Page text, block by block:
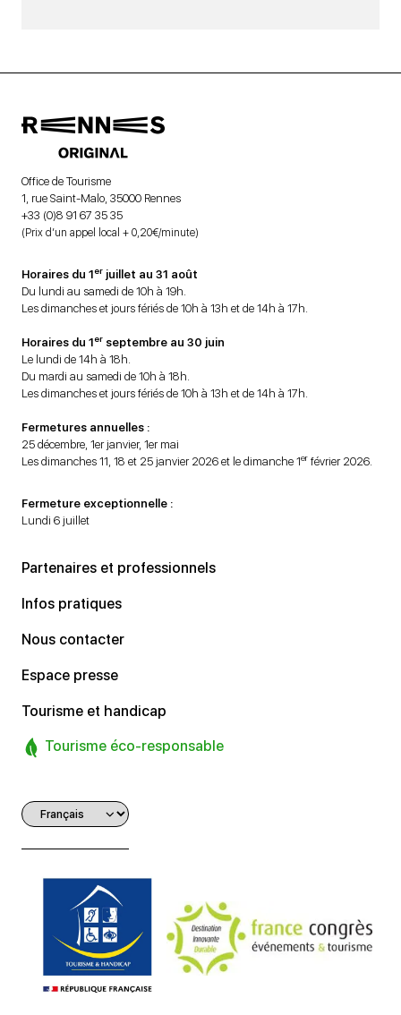
Office de Tourisme
1, rue Saint-Malo, 35000 Rennes
+33 (0)8 91 67 35 35
(Prix d’un appel local + 0,20€/minute)
Horaires du 1er juillet au 31 août
Du lundi au samedi de 10h à 19h.
Les dimanches et jours fériés de 10h à 13h et de 14h à 17h.
Horaires du 1er septembre au 30 juin
Le lundi de 14h à 18h.
Du mardi au samedi de 10h à 18h.
Les dimanches et jours fériés de 10h à 13h et de 14h à 17h.
Fermetures annuelles :
25 décembre, 1er janvier, 1er mai
Les dimanches 11, 18 et 25 janvier 2026 et le dimanche 1er février 2026.
Fermeture exceptionnelle :
Lundi 6 juillet
Partenaires et professionnels
Infos pratiques
Nous contacter
Espace presse
Tourisme et handicap
Tourisme éco-responsable